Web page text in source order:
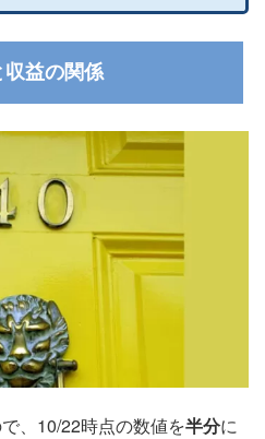
益の関係
、10/22時点の数値を半分に